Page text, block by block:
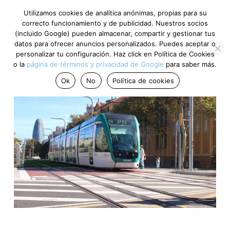
Utilizamos cookies de analítica anónimas, propias para su
correcto funcionamiento y de publicidad. Nuestros socios
(incluido Google) pueden almacenar, compartir y gestionar tus
datos para ofrecer anuncios personalizados. Puedes aceptar o
personalizar tu configuración. Haz click en Política de Cookies
o la página de términos y privacidad de Google para saber más.
Ok
No Política de cookies